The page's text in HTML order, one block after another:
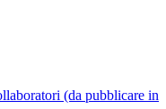
(da pubblicare in